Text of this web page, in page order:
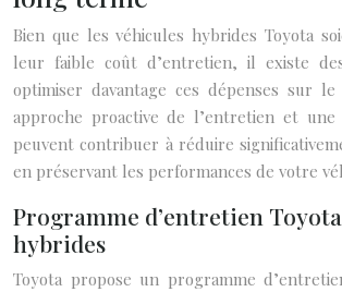
Bien que les véhicules hybrides Toyota
leur faible coût d’entretien, il existe
optimiser davantage ces dépenses sur
approche proactive de l’entretien et une
peuvent contribuer à réduire
en préservant les performances de votre
Programme d’entretien
hybrides
Toyota propose un programme